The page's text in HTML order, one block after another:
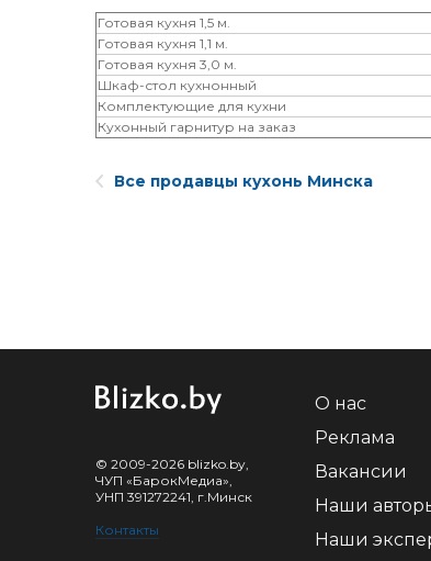
Готовая кухня 1,5 м.
Готовая кухня 1,1 м.
Готовая кухня 3,0 м.
Шкаф-стол кухнонный
Комплектующие для кухни
Кухонный гарнитур на заказ
Все продавцы кухонь Минска
© 2009-2026 blizko.by,
ЧУП «БарокМедиа»,
УНП 391272241, г.Минск
Контакты
О нас
Реклама
Вакансии
Наши
Наши